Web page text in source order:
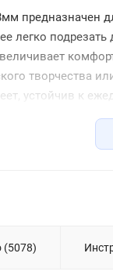
легко
творчества
устойчив к
(5078)